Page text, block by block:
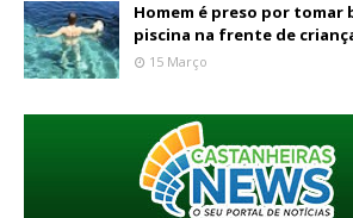
Homem é preso por tomar
piscina na frente de
15 Março